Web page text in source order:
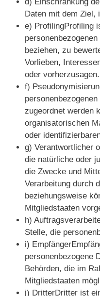
d) Einschränkung
Daten mit dem Ziel,
e) ProfilingProfiling
beziehen, zu
Vorlieben,
oder vorherzusagen.
f)
zugeordnet werden
organisatorischen
oder
g) Verantwortlicher
die natürliche oder
die Zwecke und
Verarbeitung durch
beziehungsweise
Mitgliedstaaten
h)
Stelle, die
i)
personenbezogene
Behörden, die im
Mitgliedstaaten
j) DritterDritter ist